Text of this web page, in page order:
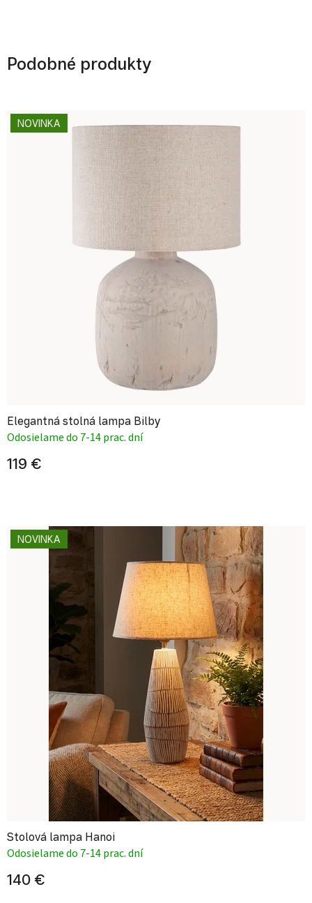
Podobné produkty
NOVINKA
Elegantná stolná lampa Bilby
Odosielame do 7-14 prac. dní
119 €
NOVINKA
Stolová lampa Hanoi
Odosielame do 7-14 prac. dní
140 €